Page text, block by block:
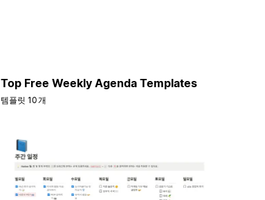
Top Free Weekly Agenda Templates
템플릿 10개